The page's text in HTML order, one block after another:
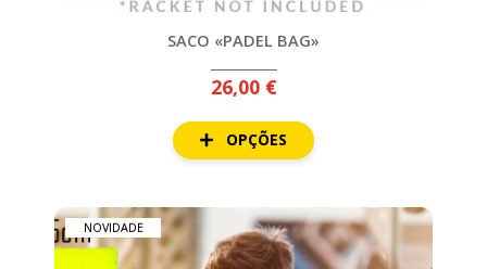
SACO «PADEL BAG»
26,00 €
OPÇÕES
NOVIDADE